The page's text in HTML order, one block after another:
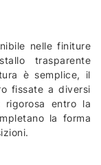
nelle finiture
trasparente
è semplice, il
fissate a diversi
rigorosa entro la
la forma